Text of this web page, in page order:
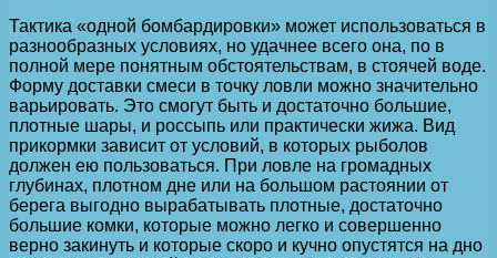
Тактика «одной бомбардировки» может использоваться в
разнообразных условиях, но удачнее всего она, по в
полной мере понятным обстоятельствам, в стоячей воде.
Форму доставки смеси в точку ловли можно значительно
варьировать. Это смогут быть и достаточно большие,
плотные шары, и россыпь или практически жижа. Вид
прикормки зависит от условий, в которых рыболов
должен ею пользоваться. При ловле на громадных
глубинах, плотном дне или на большом растоянии от
берега выгодно вырабатывать плотные, достаточно
большие комки, которые можно легко и совершенно
верно закинуть и которые скоро и кучно опустятся на дно